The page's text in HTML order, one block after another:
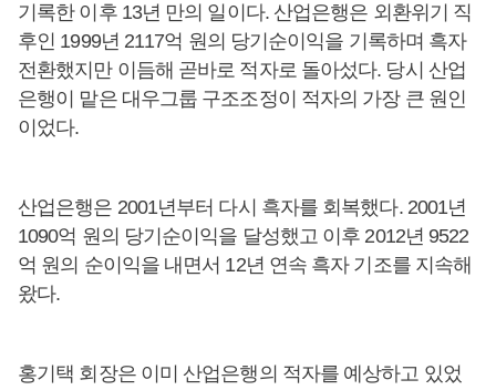
기록한 이후 13년 만의 일이다. 산업은행은 외환위기 직
후인 1999년 2117억 원의 당기순이익을 기록하며 흑자
전환했지만 이듬해 곧바로 적자로 돌아섰다. 당시 산업
은행이 맡은 대우그룹 구조조정이 적자의 가장 큰 원인
이었다.
산업은행은 2001년부터 다시 흑자를 회복했다. 2001년
1090억 원의 당기순이익을 달성했고 이후 2012년 9522
억 원의 순이익을 내면서 12년 연속 흑자 기조를 지속해
왔다.
홍기택 회장은 이미 산업은행의 적자를 예상하고 있었